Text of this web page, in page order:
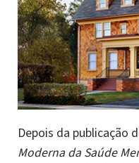
Depois da publicação
Moderna da Saúde